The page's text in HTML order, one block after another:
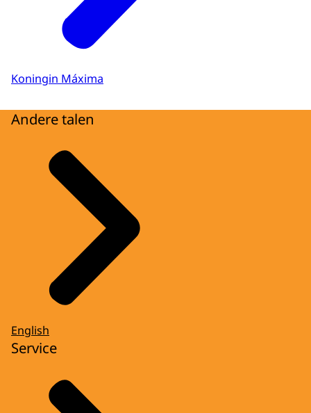
Koningin Máxima
Andere talen
English
Service